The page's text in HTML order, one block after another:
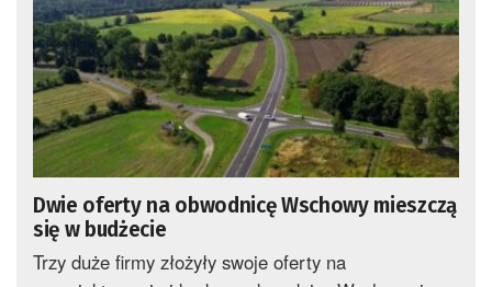
Dwie oferty na obwodnicę Wschowy mieszczą
się w budżecie
Trzy duże firmy złożyły swoje oferty na